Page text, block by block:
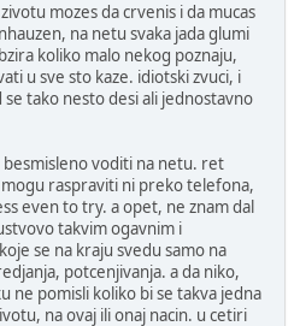
mozes da crvenis i da mucas
na netu svaka jada glumi
koliko malo nekog poznaju,
u sve sto kaze. idiotski zvuci, i
tako nesto desi ali jednostavno
voditi na netu. ret
raspraviti ni preko telefona,
even to try. a opet, ne znam dal
takvim ogavnim i
se na kraju svedu samo na
potcenjivanja. a da niko,
ne pomisli koliko bi se takva jedna
na ovaj ili onaj nacin. u cetiri